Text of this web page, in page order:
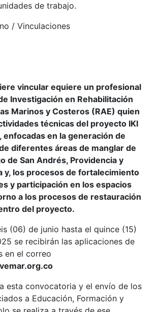
de trabajo.
/ Vinculaciones
vincular equiere un profesional
Investigación en Rehabilitación
Marinos y Costeros (RAE) quien
técnicas del proyecto IKI
enfocadas en la generación de
diferentes áreas de manglar de
de San Andrés, Providencia y
y, los procesos de fortalecimiento
y participación en los espacios
a los procesos de restauración
del proyecto.
(06) de junio hasta el quince (15)
se recibirán las aplicaciones de
en el correo
esta convocatoria y el envío de los
a Educación, Formación y